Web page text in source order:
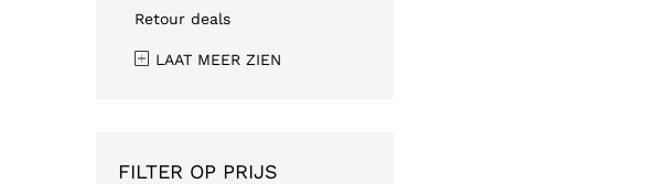
Retour deals
LAAT MEER ZIEN
FILTER OP PRIJS